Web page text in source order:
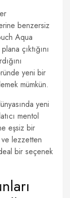
benzersiz
Aqua
çıktığını
yeni bir
mümkün.
yeni
mentol
eşsiz bir
lezzetten
bir seçenek